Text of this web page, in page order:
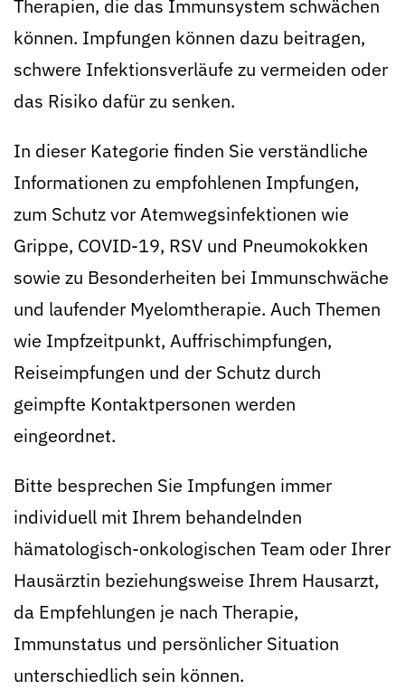
Therapien, die das Immunsystem schwächen
können. Impfungen können dazu beitragen,
schwere Infektionsverläufe zu vermeiden oder
das Risiko dafür zu senken.
In dieser Kategorie finden Sie verständliche
Informationen zu empfohlenen Impfungen,
zum Schutz vor Atemwegsinfektionen wie
Grippe, COVID-19, RSV und Pneumokokken
sowie zu Besonderheiten bei Immunschwäche
und laufender Myelomtherapie. Auch Themen
wie Impfzeitpunkt, Auffrischimpfungen,
Reiseimpfungen und der Schutz durch
geimpfte Kontaktpersonen werden
eingeordnet.
Bitte besprechen Sie Impfungen immer
individuell mit Ihrem behandelnden
hämatologisch-onkologischen Team oder Ihrer
Hausärztin beziehungsweise Ihrem Hausarzt,
da Empfehlungen je nach Therapie,
Immunstatus und persönlicher Situation
unterschiedlich sein können.